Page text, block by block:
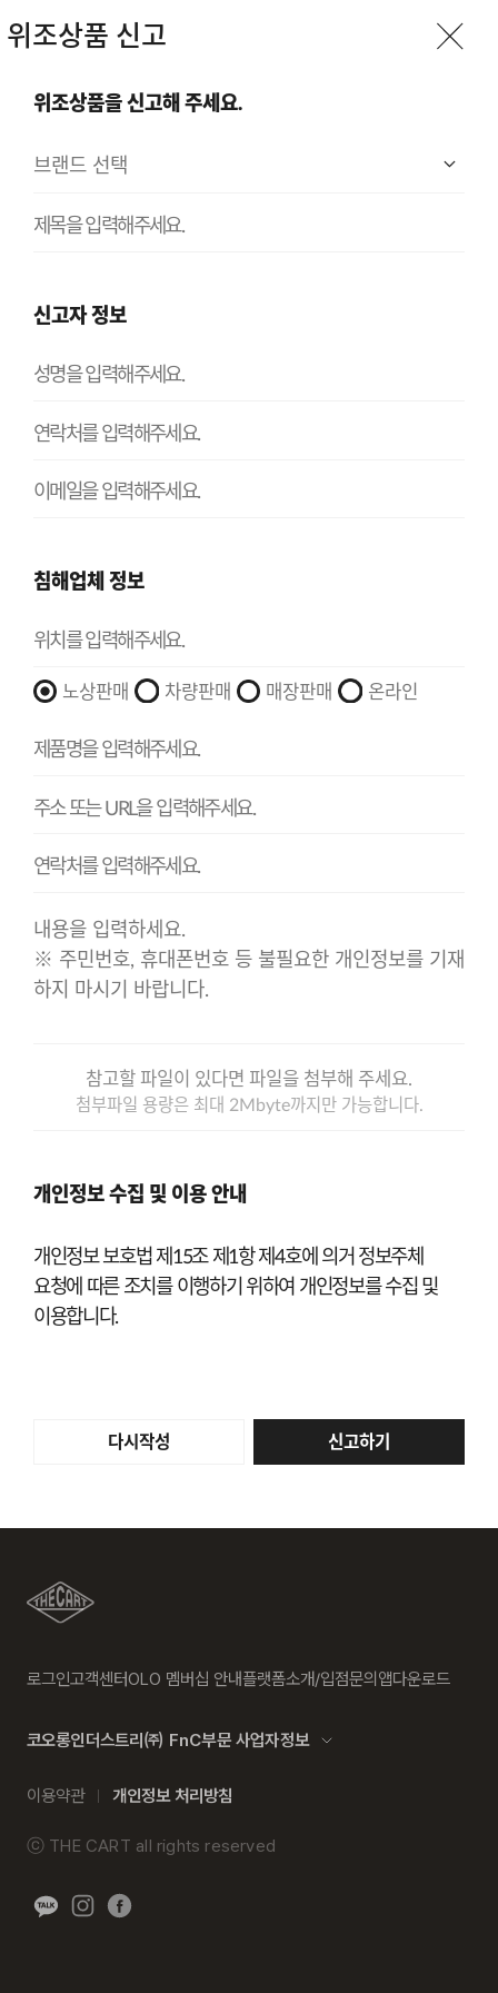
위조상품 신고
위조상품을 신고해 주세요.
신고자 정보
침해업체 정보
노상판매 차량판매 매장판매 온라인
참고할 파일이 있다면 파일을 첨부해 주세요.
첨부파일 용량은 최대 2Mbyte까지만 가능합니다.
개인정보 수집 및 이용 안내
개인정보 보호법 제15조 제1항 제4호에 의거 정보주체
요청에 따른 조치를 이행하기 위하여 개인정보를 수집 및
이용합니다.
다시작성 신고하기
로그인고객센터OLO 멤버십 안내플랫폼소개/입점문의 앱다운로드
코오롱인더스트리㈜ FnC부문 사업자정보
이용약관 개인정보 처리방침
ⓒ THE CART all rights reserved